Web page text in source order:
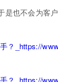
是也不会为客